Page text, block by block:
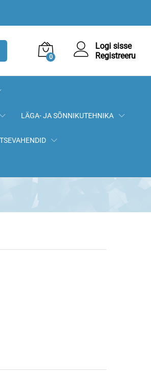
0
Logi sisse
Registreeru
LÄGA- JA SÕNNIKUTEHNIKA